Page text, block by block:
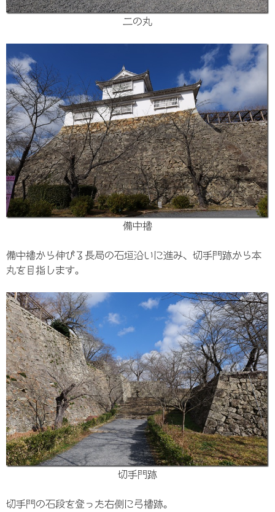
二の丸
備中櫓
備中櫓から伸びる長局の石垣沿いに進み、切手門跡から本
丸を目指します。
切手門跡
切手門の石段を登った右側に弓櫓跡。